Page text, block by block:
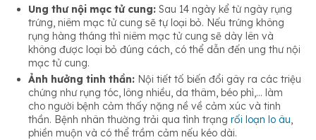
Ung thư nội mạc tử cung: Sau 14 ngày kể từ ngày rụng
trứng, niêm mạc tử cung sẽ tự loại bỏ. Nếu trứng không
rụng hàng tháng thì niêm mạc tử cung sẽ dày lên và
không được loại bỏ đúng cách, có thể dẫn đến ung thư nội
mạc tử cung.
Ảnh hưởng tinh thần: Nội tiết tố biến đổi gây ra các triệu
chứng như rụng tóc, lông nhiều, da thâm, béo phì,… làm
cho người bệnh cảm thấy nặng nề về cảm xúc và tinh
thần. Bệnh nhân thường trải qua tình trạng rối loạn lo âu,
phiền muộn và có thể trầm cảm nếu kéo dài.